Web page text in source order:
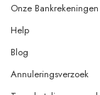
Onze Bankrekeningen
Help
Blog
Annuleringsverzoek